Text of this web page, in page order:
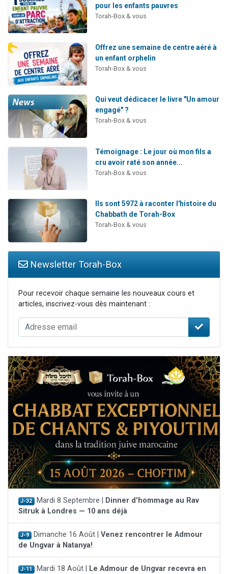
pour les enfants pauvres
Torah-Box & vous
Offrez une semaine de centre aéré à
un enfant orphelin
Torah-Box & vous
Qui veut dédicacer le livre "Un amour
engagé" ?
Torah-Box & vous
Témoignage : Le jour où mon fils a
cru avoir raté son année...
Torah-Box & vous
Ils sont 5972 à raconter l'histoire du
Chabbath de Torah-Box
Torah-Box & vous
Newsletter Torah-Box
Pour recevoir chaque semaine les nouveaux cours et
articles, inscrivez-vous dès maintenant :
J-32 Mardi 8 Septembre |
Dinner d'hommage au Rav
Sitruk à Londres — 10 ans déjà
J-9 Dimanche 16 Août | Venez rencontrer le Admour
de Ungvar à Natanya!
J-11 Mardi 18 Août |
Le Admour de Ungvar recevra en